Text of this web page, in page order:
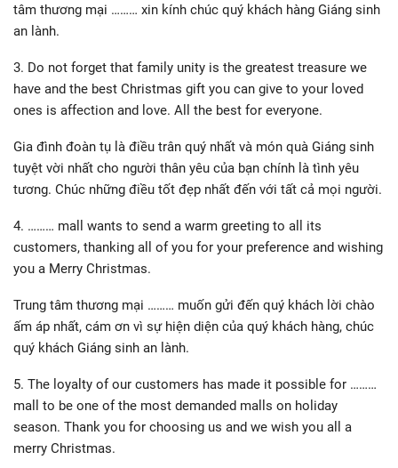
tâm thương mại ……… xin kính chúc quý khách hàng Giáng sinh
an lành.
3. Do not forget that family unity is the greatest treasure we
have and the best Christmas gift you can give to your loved
ones is affection and love. All the best for everyone.
Gia đình đoàn tụ là điều trân quý nhất và món quà Giáng sinh
tuyệt vời nhất cho người thân yêu của bạn chính là tình yêu
tương. Chúc những điều tốt đẹp nhất đến với tất cả mọi người.
4. ……… mall wants to send a warm greeting to all its
customers, thanking all of you for your preference and wishing
you a Merry Christmas.
Trung tâm thương mại ……… muốn gửi đến quý khách lời chào
ấm áp nhất, cám ơn vì sự hiện diện của quý khách hàng, chúc
quý khách Giáng sinh an lành.
5. The loyalty of our customers has made it possible for ………
mall to be one of the most demanded malls on holiday
season. Thank you for choosing us and we wish you all a
merry Christmas.